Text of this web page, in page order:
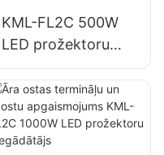
KML-FL2C 500W
LED prožektoru
piegādātājs ēku
fasāžu un
būvlaukumu
apgaismojumam